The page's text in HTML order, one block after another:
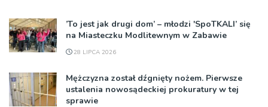
’To jest jak drugi dom’ – młodzi 'SpoTKALI’ się
na Miasteczku Modlitewnym w Zabawie
28 LIPCA 2026
Mężczyzna został dźgnięty nożem. Pierwsze
ustalenia nowosądeckiej prokuratury w tej
sprawie